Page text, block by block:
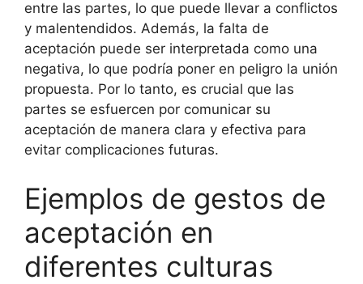
entre las partes, lo que puede llevar a conflictos
y malentendidos. Además, la falta de
aceptación puede ser interpretada como una
negativa, lo que podría poner en peligro la unión
propuesta. Por lo tanto, es crucial que las
partes se esfuercen por comunicar su
aceptación de manera clara y efectiva para
evitar complicaciones futuras.
Ejemplos de gestos de
aceptación en
diferentes culturas